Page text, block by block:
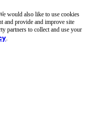
would also like to use cookies
and provide and improve site
partners to collect and use your
.